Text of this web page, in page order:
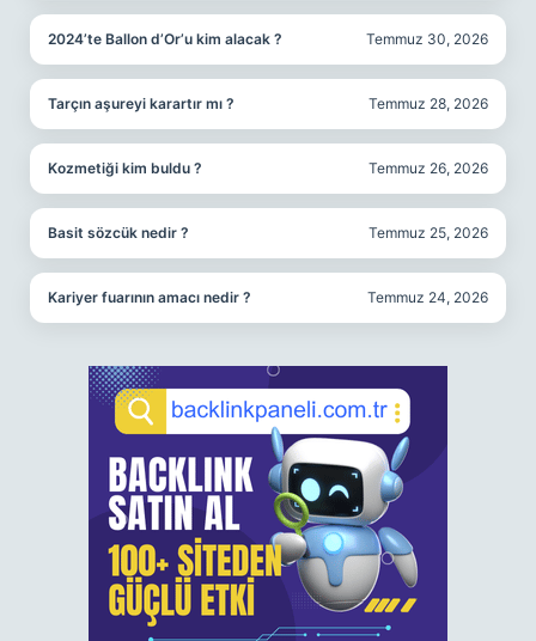
2024’te Ballon d’Or’u kim alacak ? Temmuz 30, 2026
Tarçın aşureyi karartır mı ? Temmuz 28, 2026
Kozmetiği kim buldu ? Temmuz 26, 2026
Basit sözcük nedir ? Temmuz 25, 2026
Kariyer fuarının amacı nedir ? Temmuz 24, 2026